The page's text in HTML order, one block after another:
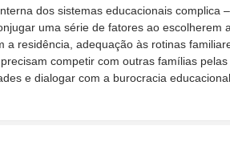
dos sistemas educacionais complica
uma série de fatores ao escolherem
a residência, adequação às rotinas
competir com outras famílias
e dialogar com a burocracia